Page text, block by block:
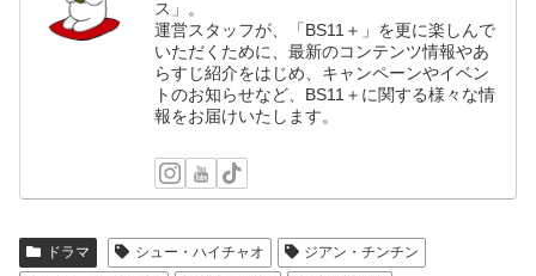
ス」。
運営スタッフが、「BS11＋」を更に楽しんで
いただくために、最新のコンテンツ情報やあ
らすじ紹介をはじめ、キャンペーンやイベン
トのお知らせなど、BS11＋に関する様々な情
報をお届けいたします。
ドラマ シュー・ハイチャオ
ジアン・チンチン